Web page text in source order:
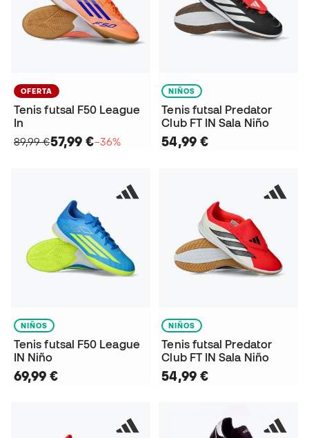
OFERTA
Tenis futsal F50 League
In
89,99 €57,99 €−36%
NIÑOS
Tenis futsal Predator
Club FT IN Sala Niño
54,99 €
NIÑOS
Tenis futsal F50 League
IN Niño
69,99 €
NIÑOS
Tenis futsal Predator
Club FT IN Sala Niño
54,99 €